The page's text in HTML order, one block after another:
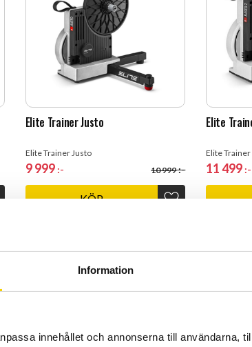
Information
innehållet och annonserna till användarna,
Elite Trainer Justo
Elite Trainer Justo
9 999:- 10 999:-
KÖP
Elite
Elite Trainer
11 499 :-